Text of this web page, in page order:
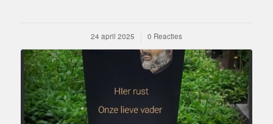
24 april 2025
/ 0 Reacties